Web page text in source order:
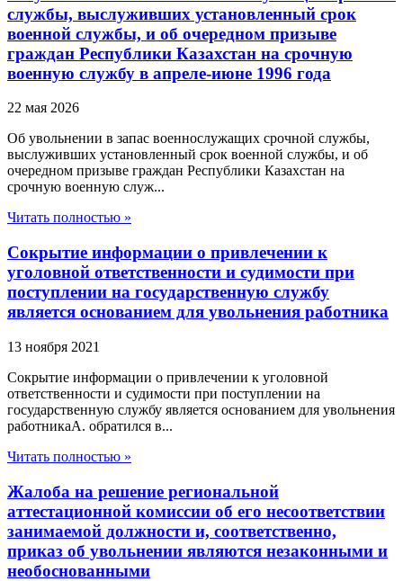
службы, выслуживших установленный срок
военной службы, и об очередном призыве
граждан Республики Казахстан на срочную
военную службу в апреле-июне 1996 года
22 мая 2026
Об увольнении в запас военнослужащих срочной службы,
выслуживших установленный срок военной службы, и об
очередном призыве граждан Республики Казахстан на
срочную военную служ...
Читать полностью »
Сокрытие информации о привлечении к
уголовной ответственности и судимости при
поступлении на государственную службу
является основанием для увольнения работника
13 ноября 2021
Сокрытие информации о привлечении к уголовной
ответственности и судимости при поступлении на
государственную службу является основанием для увольнения
работникаА. обратился в...
Читать полностью »
Жалоба на решение региональной
аттестационной комиссии об его несоответствии
занимаемой должности и, соответственно,
приказ об увольнении являются незаконными и
необоснованными